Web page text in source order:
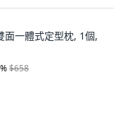
一體式定型枕, 1個,
%$658